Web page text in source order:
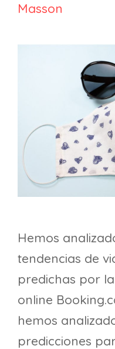
Masson
Hemos
tendencias de
predichas por
online
hemos
predicciones